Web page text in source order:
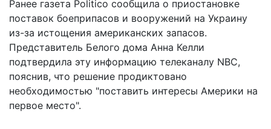
Ранее газета Politico сообщила о приостановке
поставок боеприпасов и вооружений на Украину
из-за истощения американских запасов.
Представитель Белого дома Анна Келли
подтвердила эту информацию телеканалу NBC,
пояснив, что решение продиктовано
необходимостью "поставить интересы Америки на
первое место".